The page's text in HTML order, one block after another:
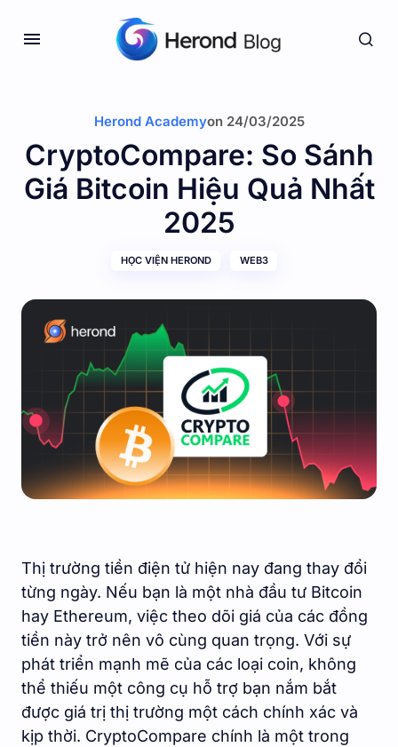
Herond Academyon 24/03/2025
CryptoCompare: So Sánh
Giá Bitcoin Hiệu Quả Nhất
2025
HỌC VIỆN HEROND WEB3
Thị trường tiền điện tử hiện nay đang thay đổi
từng ngày. Nếu bạn là một nhà đầu tư Bitcoin
hay Ethereum, việc theo dõi giá của các đồng
tiền này trở nên vô cùng quan trọng. Với sự
phát triển mạnh mẽ của các loại coin, không
thể thiếu một công cụ hỗ trợ bạn nắm bắt
được giá trị thị trường một cách chính xác và
kịp thời. CryptoCompare chính là một trong